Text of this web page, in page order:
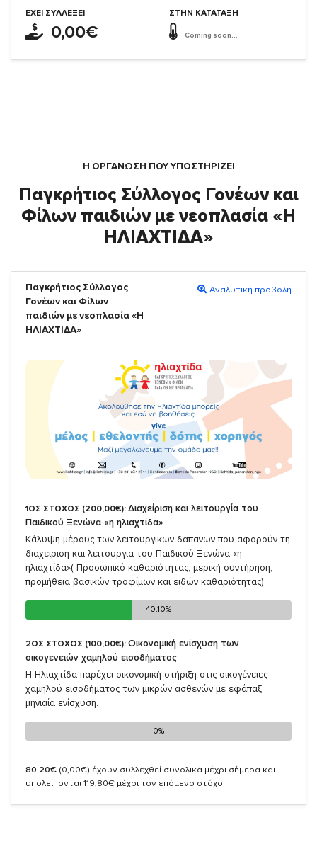
ΈΧΕΙ ΣΥΛΛΈΞΕΙ
0,00€
ΣΤΗΝ ΚΑΤΆΤΑΞΗ
Coming soon...
Η ΟΡΓΆΝΩΣΗ ΠΟΥ ΥΠΟΣΤΗΡΙΖΕΙ
Παγκρήτιος Σύλλογος Γονέων και
Φίλων παιδιών με νεοπλασία «Η
ΗΛΙΑΧΤΙΔΑ»
Παγκρήτιος Σύλλογος
Γονέων και Φίλων
παιδιών με νεοπλασία «Η
ΗΛΙΑΧΤΙΔΑ»
Αναλυτική προβολή
1ΟΣ ΣΤΟΧΟΣ (200,00€): Διαχείριση και λειτουργία του
Παιδικού Ξενώνα «η ηλιαχτίδα»
Κάλυψη μέρους των λειτουργικών δαπανών που αφορούν τη
διαχείριση και λειτουργία του Παιδικού Ξενώνα «η
ηλιαχτίδα»( Προσωπικό καθαριότητας, μερική συντήρηση,
προμήθεια βασικών τροφίμων και ειδών καθαριότητας).
40.10%
40.10%
2ΟΣ ΣΤΟΧΟΣ (100,00€): Οικονομική ενίσχυση των
οικογενειών χαμηλού εισοδήματος
Η Ηλιαχτίδα παρέχει οικονομική στήριξη στις οικογένειες
χαμηλού εισοδήματος των μικρών ασθενών με εφάπαξ
μηνιαία ενίσχυση.
0%
0%
80,20€ (0,00€) έχουν συλλεχθεί συνολικά μέχρι σήμερα και
υπολείπονται 119,80€ μέχρι τον επόμενο στόχο